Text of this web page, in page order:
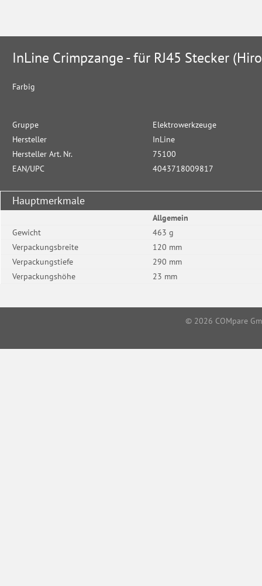
InLine Crimpzange - für RJ45 Stecker
Farbig
Gruppe
Elektrowerkzeuge
Hersteller
InLine
Hersteller Art. Nr.
75100
EAN/UPC
4043718009817
Hauptmerkmale
Allgemein
Gewicht
463 g
Verpackungsbreite
120 mm
Verpackungstiefe
290 mm
Verpackungshöhe
23 mm
© 2026 COMpare